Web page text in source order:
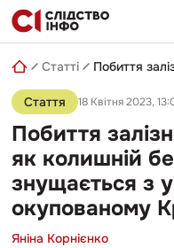
Skip
to
content
пошуковий
запит
Статті
Стаття 18 Квітня 2023,
Побиття
як колишній
знущається з
окупованому
Яніна Корнієнко